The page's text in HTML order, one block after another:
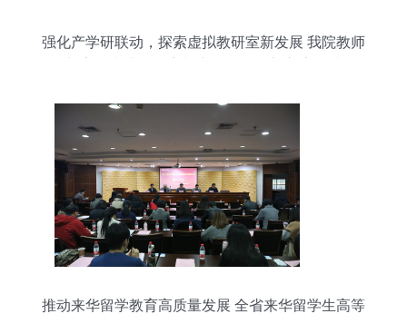
强化产学研联动，探索虚拟教研室新发展 我院教师
推动来华留学教育高质量发展 全省来华留学生高等